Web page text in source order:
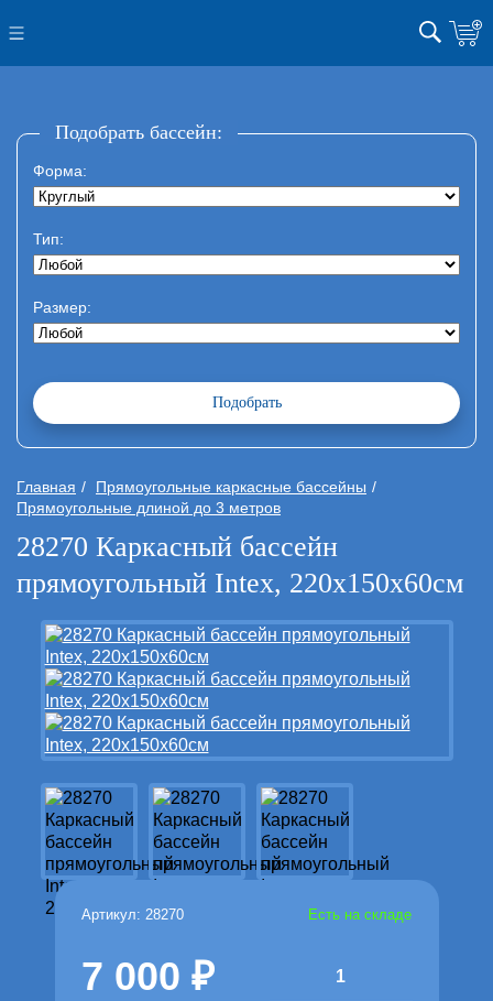
Подобрать бассейн:
Форма:
Тип:
Размер:
Главная
Прямоугольные каркасные бассейны
Прямоугольные длиной до 3 метров
28270 Каркасный бассейн
прямоугольный Intex, 220х150х60см
Артикул: 28270 Есть на складе
7 000 1